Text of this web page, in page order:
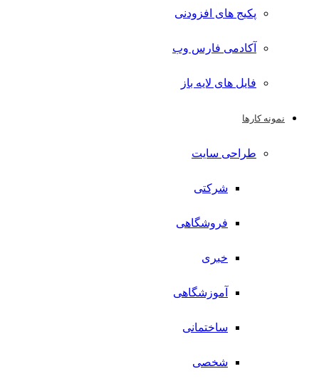
پکیج های افزودنی
آکادمی فارس وب
فایل های لایه باز
نمونه کارها
طراحی سایت
شرکتی
فروشگاهی
خبری
آموزشگاهی
ساختمانی
شخصی